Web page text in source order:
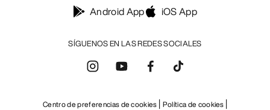
SÍGUENOS EN LAS REDES SOCIALES
Android App iOS App
Centro de preferencias de cookies Política de cookies